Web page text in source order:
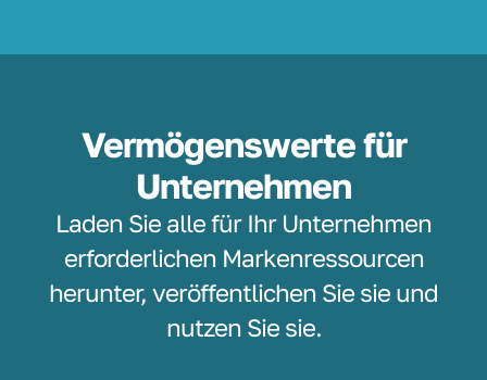
Vermögenswerte für
Unternehmen
Laden Sie alle für Ihr Unternehmen
erforderlichen Markenressourcen
herunter, veröffentlichen Sie sie und
nutzen Sie sie.